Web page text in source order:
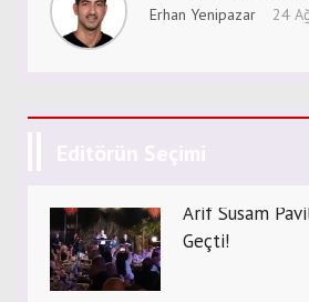
Erhan Yenipazar 24
Editörün Seçimi
Arif Susam
Geçti!